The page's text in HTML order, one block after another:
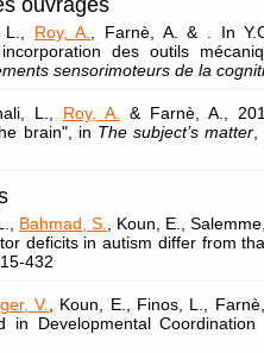
ouvrages
L., Roy, A.
, Farnè, A. & . In
des outils
sensorimoteurs de la
L., Roy, A.
& Farnè, A.,
brain", in The subject’s matter
Bahmad, S.
, Koun, E.,
deficits in autism differ from
432
V. , Koun, E., Finos, L.,
in Developmental